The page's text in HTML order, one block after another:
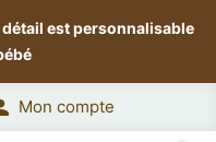
est personnalisable
Mon compte